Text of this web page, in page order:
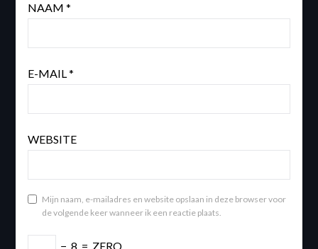
NAAM *
E-MAIL*
WEBSITE
Mijn naam, e-mailadres en website opslaan in deze browser voor
de volgende keer wanneer ik een reactie plaats.
− 8 = ZERO